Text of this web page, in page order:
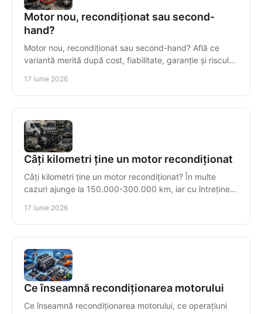
Motor nou, recondiționat sau second-
hand?
Motor nou, recondiționat sau second-hand? Află ce
variantă merită după cost, fiabilitate, garanție și riscul
17 iunie 2026
Câți kilometri ține un motor recondiționat
Câți kilometri ține un motor recondiționat? În multe
cazuri ajunge la 150.000-300.000 km, iar cu întreținere
17 iunie 2026
Ce înseamnă recondiționarea motorului
Ce înseamnă recondiționarea motorului, ce operațiuni